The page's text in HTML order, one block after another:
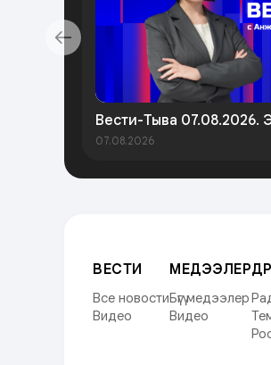
Вести-Тыва 07.08.2026.
07.08.2026
ВЕСТИ
Все новости
Видео
МЕДЭЭЛЕР
Бүгү медээлер
Видео